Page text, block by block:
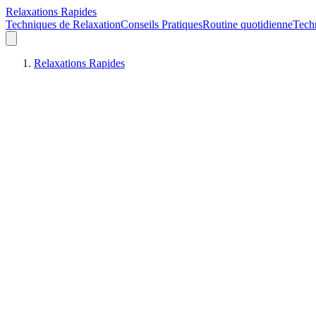
Relaxations Rapides
Techniques de RelaxationConseils PratiquesRoutine quotidienne
Relaxations Rapides